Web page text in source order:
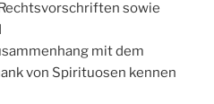
sowie
mit dem
von Spirituosen kennen